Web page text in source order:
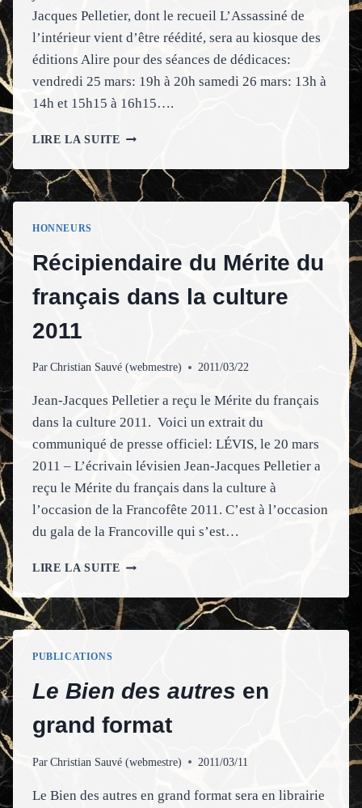
Jacques Pelletier, dont le recueil L’Assassiné de
l’intérieur vient d’être réédité, sera au kiosque des
éditions Alire pour des séances de dédicaces:
vendredi 25 mars: 19h à 20h samedi 26 mars: 13h à
14h et 15h15 à 16h15….
LIRE LA SUITE SALON
LIVRE
TROIS
26
MARS
HONNEURS
Récipiendaire du Mérite du
français dans la culture
2011
Par Christian Sauvé (webmestre) 2011/03/22
Jean-Jacques Pelletier a reçu le Mérite du français
dans la culture 2011. Voici un extrait du
communiqué de presse officiel: LÉVIS, le 20 mars
2011 – L’écrivain lévisien Jean-Jacques Pelletier a
reçu le Mérite du français dans la culture à
l’occasion de la Francofête 2011. C’est à l’occasion
du gala de la Francoville qui s’est…
LIRE LA SUITE RÉCIPIENDAIRE
MÉRITE
DU
FRANÇAIS
CULTURE
2011
PUBLICATIONS
Le Bien des autres en
grand format
Par Christian Sauvé (webmestre) 2011/03/11
Le Bien des autres en grand format sera en librairie